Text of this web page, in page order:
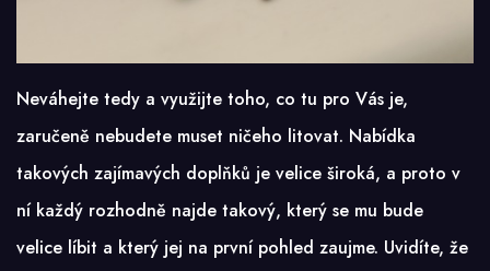
Neváhejte tedy a využijte toho, co tu pro Vás je,
zaručeně nebudete muset ničeho litovat. Nabídka
takových zajímavých doplňků je velice široká, a proto v
ní každý rozhodně najde takový, který se mu bude
velice líbit a který jej na první pohled zaujme. Uvidíte, že